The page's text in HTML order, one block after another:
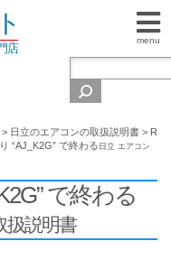
menu
店
> 日立のエアコンの取扱説明書 > R
“AJ_K2G” で終わる 日立 エアコン
で終わる
扱説明書